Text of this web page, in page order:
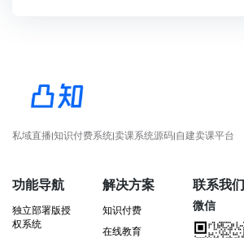
私域直播|知识付费系统|卖课系统源码|自建卖课平台
功能导航
独立部署版授
权系统
解决方案
知识付费
在线教育
联系我们
微信